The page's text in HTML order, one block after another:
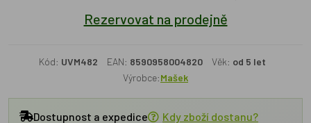
Rezervovat na prodejně
Kód: UVM482 EAN: 8590958004820 Věk: od 5 let
Výrobce:Mašek
Dostupnost a expedice Kdy zboží dostanu?